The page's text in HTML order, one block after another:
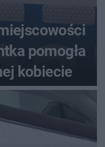
pomogła
kobiecie